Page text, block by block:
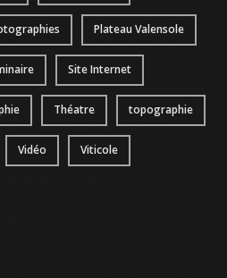
Plateau Valensole
Site Internet
Théatre topographie
Vidéo Viticole